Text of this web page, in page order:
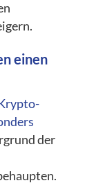
einen
der